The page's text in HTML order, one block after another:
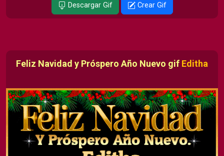
Descargar Gif Crear Gif
Feliz Navidad y Próspero Año Nuevo gif Editha